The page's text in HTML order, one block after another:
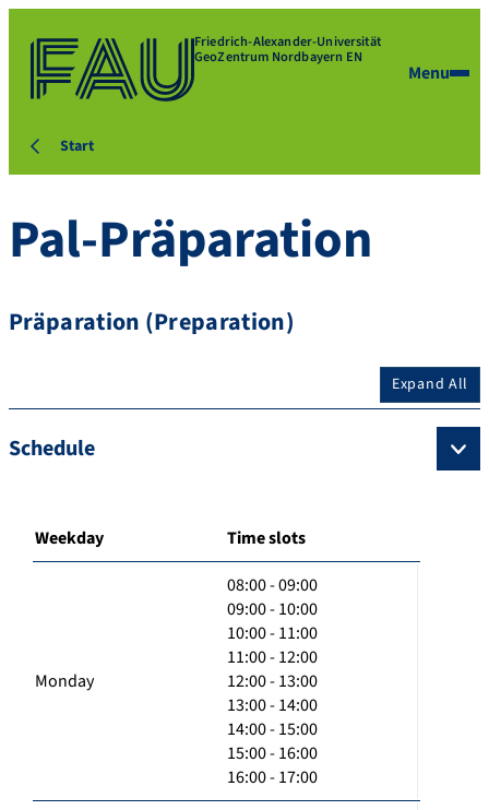
Friedrich-Alexander-Universität
GeoZentrum Nordbayern EN
Menu
Start
Pal-Präparation
Präparation (Preparation)
Expand All
Schedule
Weekday Time slots
Monday
08:00 - 09:00
09:00 - 10:00
10:00 - 11:00
11:00 - 12:00
12:00 - 13:00
13:00 - 14:00
14:00 - 15:00
15:00 - 16:00
16:00 - 17:00